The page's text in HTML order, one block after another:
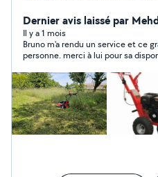
dire gratuité.....
Dernier avis laissé par
Il y a 1 mois
Bruno m'a rendu un service et ce
personne. merci à lui pour sa